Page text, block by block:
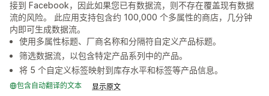
接到 Facebook，因此如果您已有数据流，则不存在覆盖现有数据
流的风险。 此应用支持包含约 100,000 个多属性的商店，几分钟
内即可生成数据流。
使用多属性标题、厂商名称和分隔符自定义产品标题。
筛选数据流，以包含特定产品系列中的产品。
将 5 个自定义标签映射到库存水平和标签等产品信息。
包含自动翻译的文本 显示原文